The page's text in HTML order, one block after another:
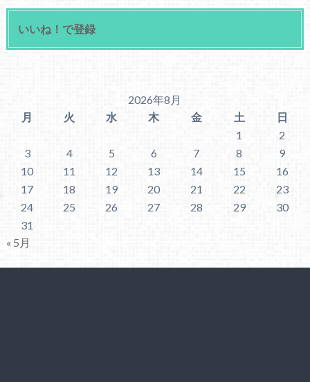
いいね！で登録
2026年8月
月
火 水 木 金 土
日
1
2
3
4 5 6 7 8
9
10
11 12 13 14 15
16
17
18 19 20 21 22
23
24
25 26 27 28 29
30
31
« 5月